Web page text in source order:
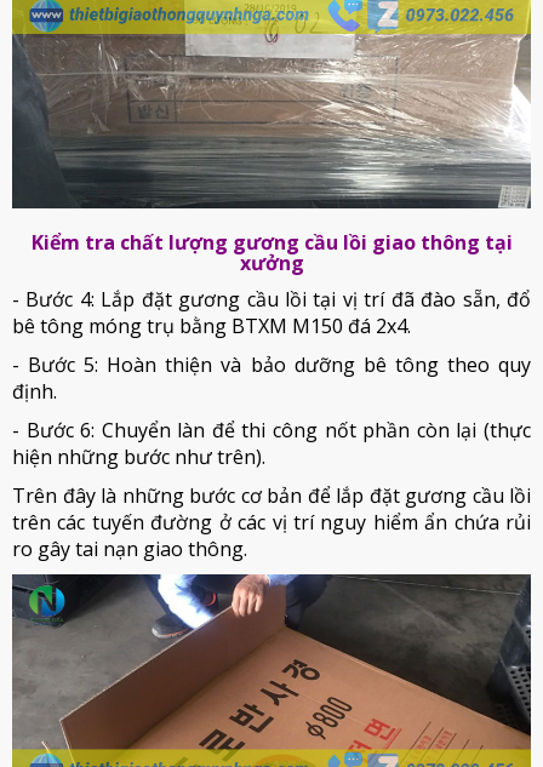
Kiểm tra chất lượng gương cầu lồi giao thông tại
xưởng
- Bước 4: Lắp đặt gương cầu lồi tại vị trí đã đào sẵn, đổ
bê tông móng trụ bằng BTXM M150 đá 2x4.
- Bước 5: Hoàn thiện và bảo dưỡng bê tông theo quy
định.
- Bước 6: Chuyển làn để thi công nốt phần còn lại (thực
hiện những bước như trên).
Trên đây là những bước cơ bản để lắp đặt gương cầu lồi
trên các tuyến đường ở các vị trí nguy hiểm ẩn chứa rủi
ro gây tai nạn giao thông.